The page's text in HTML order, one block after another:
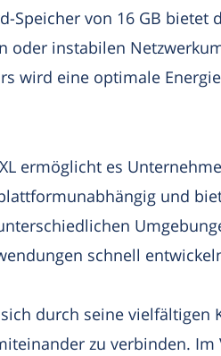
Speicher von 16 GB bietet
oder instabilen
wird eine optimale
ermöglicht es
und
schnell
sich durch seine
zu verbinden.